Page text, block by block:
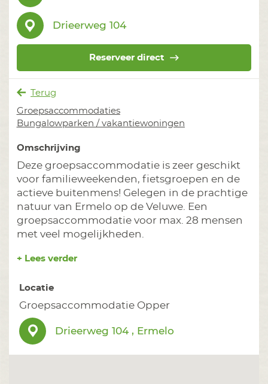
Drieerweg 104
Reserveer direct
Terug
Groepsaccommodaties
Bungalowparken / vakantiewoningen
Omschrijving
Deze groepsaccommodatie is zeer geschikt
voor familieweekenden, fietsgroepen en de
actieve buitenmens! Gelegen in de prachtige
natuur van Ermelo op de Veluwe. Een
groepsaccommodatie voor max. 28 mensen
met veel mogelijkheden.
+ Lees verder
Locatie
Groepsaccommodatie Opper
Drieerweg 104 , Ermelo